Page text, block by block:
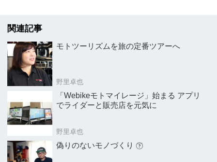
関連記事
モトツーリズムを旅の定番ツアーへ
野里卓也
「Webikeモトマイレージ」始まる アプリ
でライダーと販売店を元気に
野里卓也
偽りのないモノづくり ㊦